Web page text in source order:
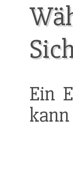
Ein